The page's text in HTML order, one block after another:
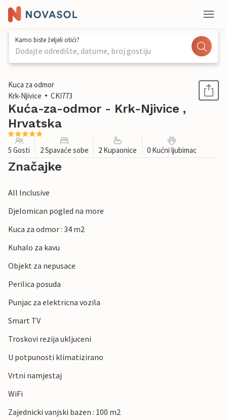
Kamo biste željeli otići?
Dodajte odredište, datume, broj gostiju
1 / 31
Kuca za odmor
Krk-Njivice
CKI773
Kuća-za-odmor - Krk-Njivice ,
Hrvatska
5 Gosti 2 Spavaće sobe 2 Kupaonice 0 Kućni ljubimac
Značajke
All Inclusive
Djelomican pogled na more
Kuca za odmor : 34 m2
Kuhalo za kavu
Objekt za nepusace
Perilica posuda
Punjac za elektricna vozila
Smart TV
Troskovi rezija ukljuceni
U potpunosti klimatizirano
Vrtni namjestaj
WiFi
Zajednicki vanjski bazen : 100 m2